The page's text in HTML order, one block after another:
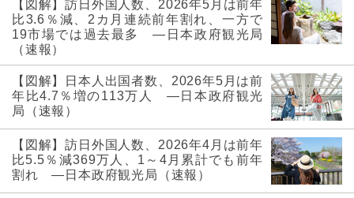
【図解】訪日外国人数、2026年5月は前年
比3.6％減、2カ月連続前年割れ、一方で
19市場では過去最多 ―日本政府観光局
（速報）
【図解】日本人出国者数、2026年5月は前
年比4.7％増の113万人 ―日本政府観光
局（速報）
【図解】訪日外国人数、2026年4月は前年
比5.5％減369万人、1～4月累計でも前年
割れ ―日本政府観光局（速報）